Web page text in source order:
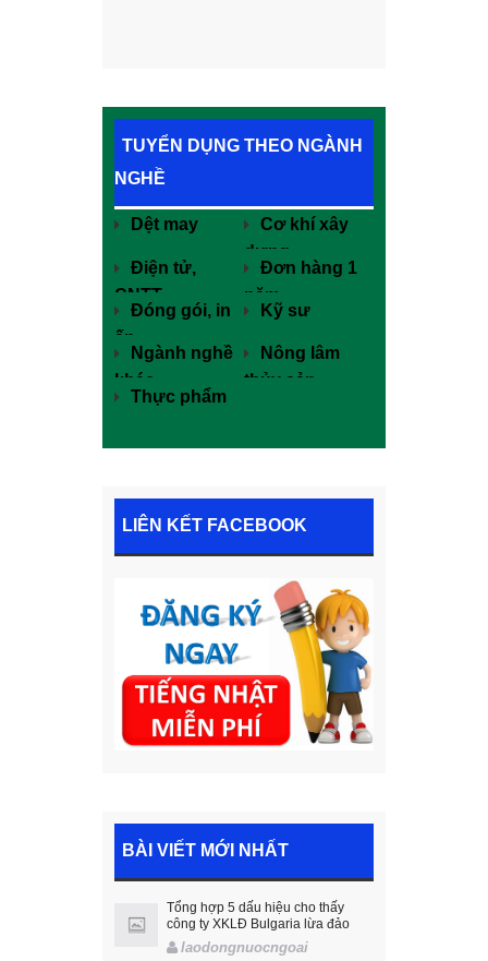
TUYỂN DỤNG THEO NGÀNH
NGHỀ
Dệt may
Cơ khí xây
dựng
Điện tử,
CNTT
Đơn hàng 1
năm
Đóng gói, in
ấn
Kỹ sư
Ngành nghề
khác
Nông lâm
thủy sản
Thực phẩm
LIÊN KẾT FACEBOOK
BÀI VIẾT MỚI NHẤT
Tổng hợp 5 dấu hiệu cho thấy
công ty XKLĐ Bulgaria lừa đảo
laodongnuocngoai